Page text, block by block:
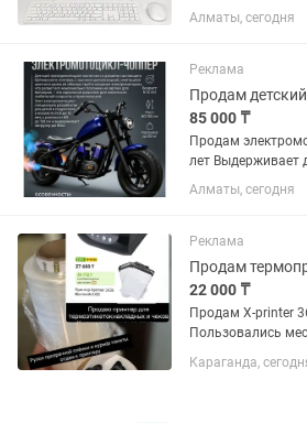
стильный и
in-One в отличном
Процессор: Intel
Алматы, сегодня
Реклама
Продам
85 000 ₸
Продам
лет Выдерживает
Развивает до
аккумулятор.
черный Есть
Алматы, сегодня
Реклама
Продам
22 000 ₸
Продам X-printer
Пользовались
идеальном
Караганда,